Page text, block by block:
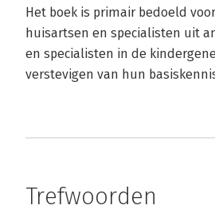
Het boek is primair bedoeld
huisartsen en specialisten uit
en specialisten in de
verstevigen van hun
Trefwoorden